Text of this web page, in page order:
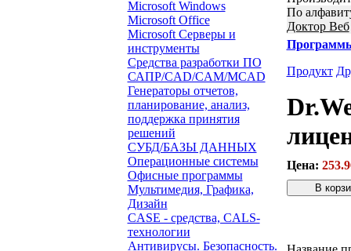
Microsoft Windows
Microsoft Office
Microsoft Серверы и
инструменты
Средства разработки ПО
САПР/CAD/CAM/MCAD
Генераторы отчетов,
планирование, анализ,
поддержка принятия
решений
СУБД/БАЗЫ ДАННЫХ
Операционные системы
Офисные программы
Мультимедия, Графика,
Дизайн
CASE - средства, CALS-
технологии
Антивирусы. Безопасность.
По
Доктор Веб
Продукт
Цена: